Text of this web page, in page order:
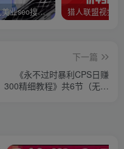
薛老丝儿美业seo搜索流量落地课，一周暴涨20w粉丝，全干货讲解
下一篇
《永不过时暴利CPS日赚
300精细教程》共6节（无加